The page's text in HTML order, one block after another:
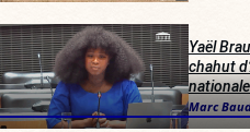
Yaël
chahut
Marc